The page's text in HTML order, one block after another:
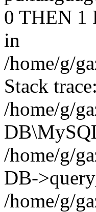
0 THEN 1
in
/home/g/
Stack
/home/g/
/home/g/
DB-
/home/g/